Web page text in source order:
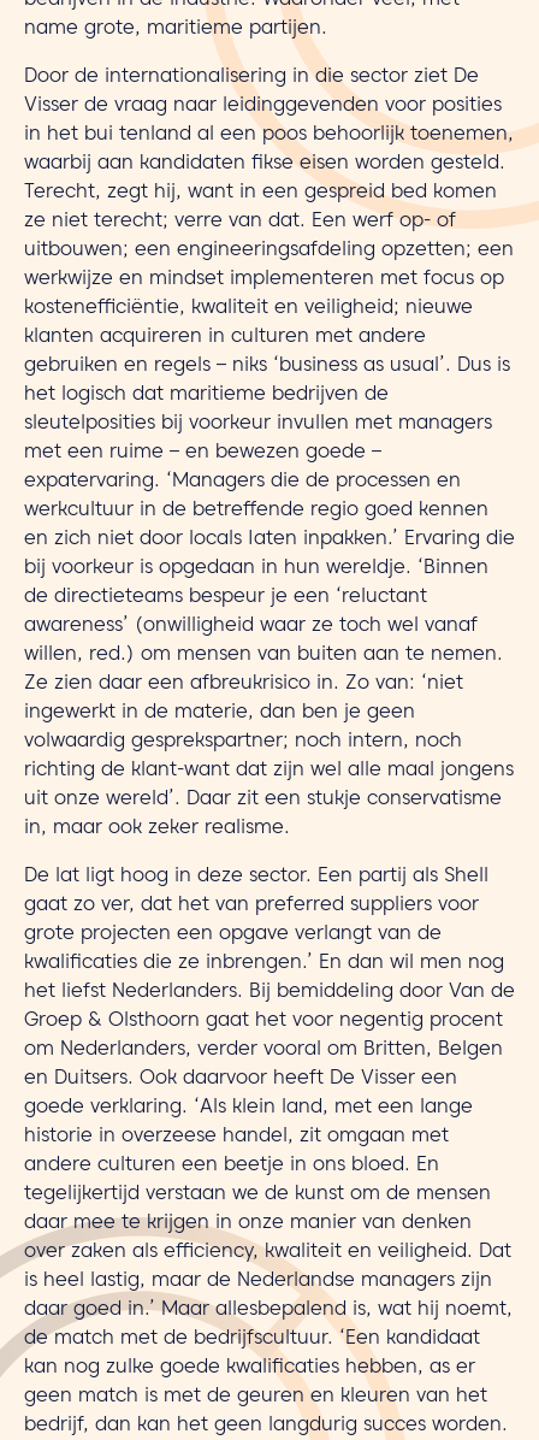
name grote, maritieme partijen.
Door de internationalisering in die sector ziet De
Visser de vraag naar leidinggevenden voor posities
in het bui­ tenland al een poos behoorlijk toenemen,
waarbij aan kandidaten fikse eisen worden gesteld.
Terecht, zegt hij, want in een gespreid bed komen
ze niet terecht; verre van dat. Een werf op- of
uitbouwen; een engineeringsafde­ling opzetten; een
werkwijze en mindset implemen­teren met focus op
kostenefficiëntie, kwaliteit en veilig­heid; nieuwe
klanten acquireren in culturen met andere
gebruiken en regels – niks ‘business as usual’. Dus is
het logisch dat maritieme bedrijven de
sleutelposities bij voorkeur invullen met managers
met een ruime – en bewezen goede –
expatervaring. ‘Managers die de processen en
werkcultuur in de betreffende regio goed kennen
en zich niet door locals Iaten inpakken.’ Ervaring die
bij voorkeur is opgedaan in hun wereldje. ‘Binnen
de directieteams bespeur je een ‘reluctant
awareness’ (onwilligheid waar ze toch wel vanaf
willen, red.) om mensen van buiten aan te nemen.
Ze zien daar een afbreukrisico in. Zo van: ‘niet
ingewerkt in de materie, dan ben je geen
volwaardig gesprekspartner; noch intern, noch
richting de klant-want dat zijn wel alle maal jongens
uit onze wereld’. Daar zit een stukje conservatisme
in, maar ook zeker realisme.
De lat ligt hoog in deze sector. Een partij als Shell
gaat zo ver, dat het van preferred suppliers voor
grote projecten een op­gave verlangt van de
kwalificaties die ze inbrengen.’ En dan wil men nog
het liefst Nederlanders. Bij bemid­deling door Van de
Groep & Olsthoorn gaat het voor negentig procent
om Nederlanders, verder vooral om Britten, Belgen
en Duitsers. Ook daarvoor heeft De Visser een
goede verklaring. ‘Als klein land, met een lange
historie in overzeese handel, zit omgaan met
andere culturen een beetje in ons bloed. En
tegelijkertijd verstaan we de kunst om de mensen
daar mee te krijgen in onze manier van denken
over zaken als efficiency, kwaliteit en veiligheid. Dat
is heel lastig, maar de Nederlandse managers zijn
daar goed in.’ Maar allesbepalend is, wat hij noemt,
de match met de bedrijfscultuur. ‘Een kandidaat
kan nog zulke goede kwalificaties hebben, as er
geen match is met de geuren en kleuren van het
bedrijf, dan kan het geen langdurig succes worden.